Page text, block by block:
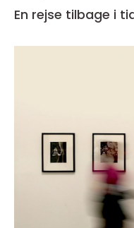
En rejse tilbage i